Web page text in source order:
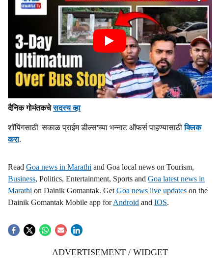
दैनिक गोमंतकचेसदस्य व्हा
शॉपिंगसाठी 'सकाळ प्राईम डील्स'च्या भन्नाट ऑफर्स पाहण्यासाठीक्लिक
करा.
Read Goa news in Marathi and Goa local news on Tourism,
Business, Politics, Entertainment, Sports and Goa latest news in
Marathi on Dainik Gomantak. Get Goa news live updates on the
Dainik Gomantak Mobile app forAndroid and IOS.
ADVERTISEMENT / WIDGET